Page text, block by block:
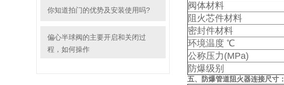
你知道拍门的优势及安装使用吗?
偏心半球阀的主要开启和关闭过
程，如何操作
阀体材料
阻火芯件材料
密封件材料
环境温度 ℃
公称压力(MPa)
防爆级别
五、防爆管道阻火器连接尺寸：